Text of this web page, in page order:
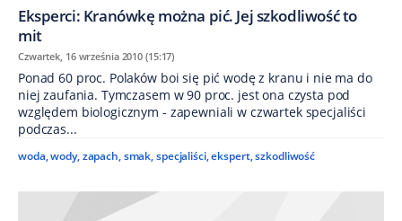
Eksperci: Kranówkę można pić. Jej szkodliwość to
mit
Czwartek, 16 września 2010 (15:17)
Ponad 60 proc. Polaków boi się pić wodę z kranu i nie ma do
niej zaufania. Tymczasem w 90 proc. jest ona czysta pod
względem biologicznym - zapewniali w czwartek specjaliści
podczas...
woda,wody,zapach,smak,specjaliści,ekspert,szkodliwość